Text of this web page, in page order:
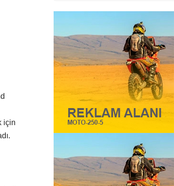
için